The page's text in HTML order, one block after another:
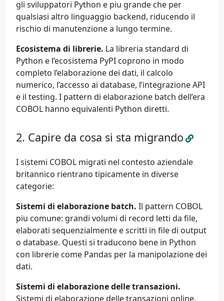
gli sviluppatori Python e piu grande che per
qualsiasi altro linguaggio backend, riducendo il
rischio di manutenzione a lungo termine.
Ecosistema di librerie. La libreria standard di
Python e l’ecosistema PyPI coprono in modo
completo l’elaborazione dei dati, il calcolo
numerico, l’accesso ai database, l’integrazione API
e il testing. I pattern di elaborazione batch dell’era
COBOL hanno equivalenti Python diretti.
Capire da cosa si sta migrando
I sistemi COBOL migrati nel contesto aziendale
britannico rientrano tipicamente in diverse
categorie:
Sistemi di elaborazione batch. Il pattern COBOL
piu comune: grandi volumi di record letti da file,
elaborati sequenzialmente e scritti in file di output
o database. Questi si traducono bene in Python
con librerie come Pandas per la manipolazione dei
dati.
Sistemi di elaborazione delle transazioni.
Sistemi di elaborazione delle transazioni online,